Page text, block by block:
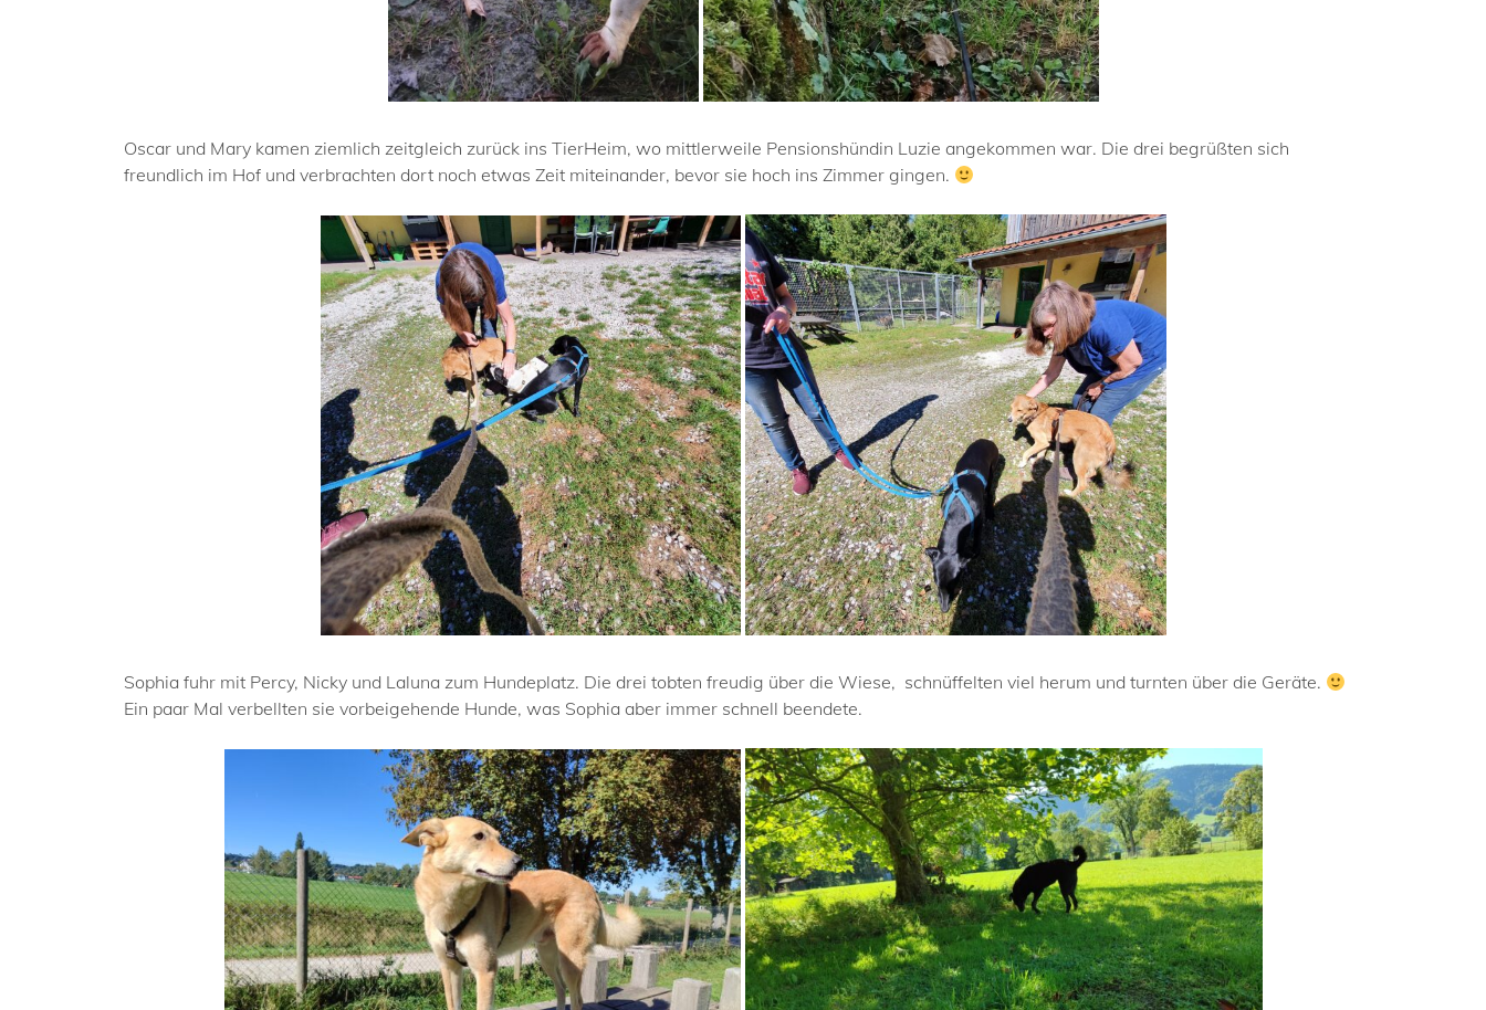
Oscar und Mary kamen ziemlich zeitgleich zurück ins TierHeim, wo mittlerweile Pensionshündin Luzie angekommen war. Die drei begrüßten sich
freundlich im Hof und verbrachten dort noch etwas Zeit miteinander, bevor sie hoch ins Zimmer gingen.
Sophia fuhr mit Percy, Nicky und Laluna zum Hundeplatz. Die drei tobten freudig über die Wiese, schnüffelten viel herum und turnten über die Geräte.
Ein paar Mal verbellten sie vorbeigehende Hunde, was Sophia aber immer schnell beendete.